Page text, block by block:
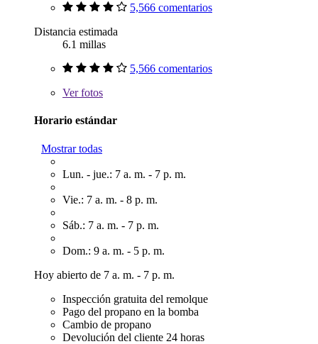
5,566 comentarios
Distancia estimada
6.1 millas
5,566 comentarios
Verfotos
Horario estándar
Mostrar todas
Lun. - jue.: 7 a. m. - 7 p. m.
Vie.: 7 a. m. - 8 p. m.
Sáb.: 7 a. m. - 7 p. m.
Dom.: 9 a. m. - 5 p. m.
Hoy abierto de 7 a. m. - 7 p. m.
Inspección gratuita del remolque
Pago del propano en la bomba
Cambio de propano
Devolución del cliente 24 horas